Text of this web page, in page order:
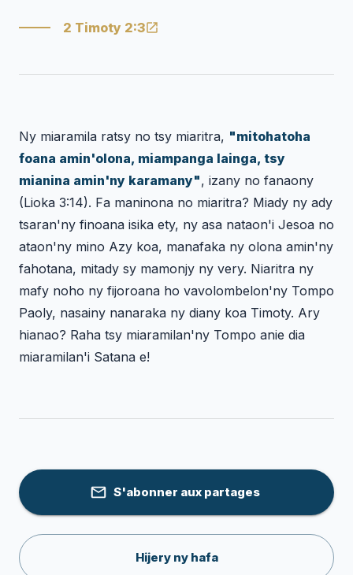
2 Timoty 2:3
Ny miaramila ratsy no tsy miaritra, "mitohatoha
foana amin'olona, miampanga lainga, tsy
mianina amin'ny karamany", izany no fanaony
(Lioka 3:14). Fa maninona no miaritra? Miady ny ady
tsaran'ny finoana isika ety, ny asa nataon'i Jesoa no
ataon'ny mino Azy koa, manafaka ny olona amin'ny
fahotana, mitady sy mamonjy ny very. Niaritra ny
mafy noho ny fijoroana ho vavolombelon'ny Tompo
Paoly, nasainy nanaraka ny diany koa Timoty. Ary
hianao? Raha tsy miaramilan'ny Tompo anie dia
miaramilan'i Satana e!
S'abonner aux partages
Hijery ny hafa